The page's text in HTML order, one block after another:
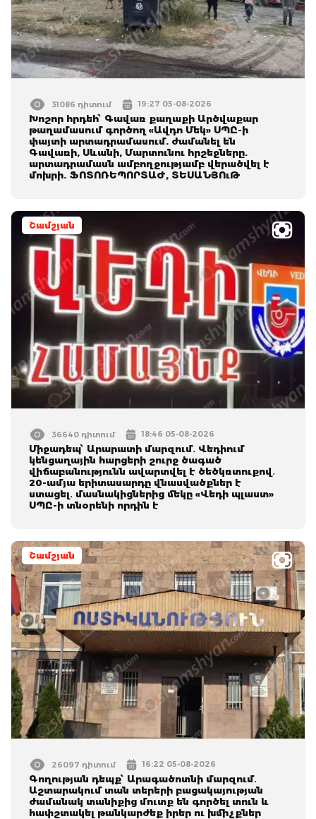
31086 դիտում 19:27 05-08-2026
Խոշոր հրդեհ՝ Գավառ քաղաքի Արծվաքար
թաղամասում գործող «Ավդո Մեկ» ՍՊԸ-ի
փայտի արտադրամասում. ժամանել են
Գավառի, Սևանի, Մարտունու հրշեջները.
արտադրամասն ամբողջությամբ վերածվել է
մոխրի. ՖՈՏՈՌԵՊՈՐՏԱԺ, ՏԵՍԱՆՅՈւԹ
Շամշյան
36640 դիտում 18:46 05-08-2026
Միջադեպ՝ Արարատի մարզում․ Վեդիում
կենցաղային հարցերի շուրջ ծագած
վիճաբանությունն ավարտվել է ծեծկռտուքով․
20-ամյա երիտասարդը վնասվածքներ է
ստացել․ մասնակիցներից մեկը «Վեդի պլաստ»
ՍՊԸ-ի տնօրենի որդին է
Շամշյան
26097 դիտում 16:22 05-08-2026
Գողության դեպք՝ Արագածոտնի մարզում․
Աշտարակում տան տերերի բացակայության
ժամանակ տանիքից մուտք են գործել տուն և
հափշտակել թանկարժեք իրեր ու խմիչքներ